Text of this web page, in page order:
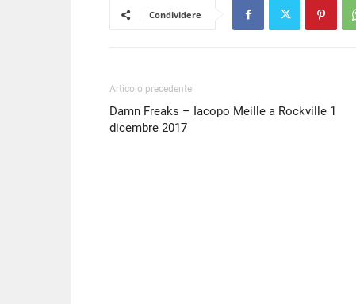
Condividere
Articolo precedente
Damn Freaks – Iacopo Meille a Rockville 1
dicembre 2017